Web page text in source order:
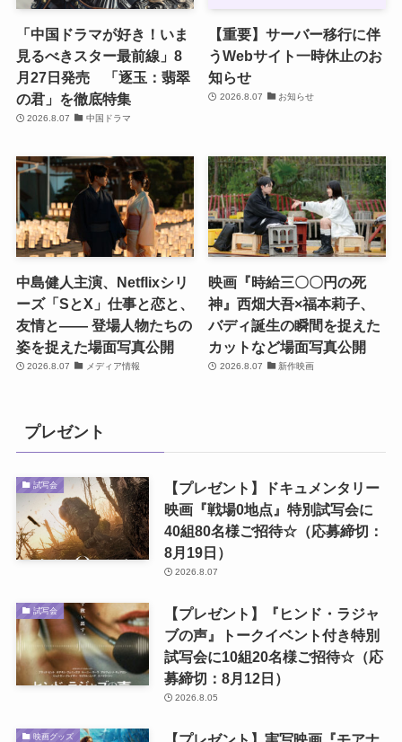
「中国ドラマが好き！いま
見るべきスター最前線」8
月27日発売 「逐玉：翡翠
の君」を徹底特集
2026.8.07 中国ドラマ
【重要】サーバー移行に伴
うWebサイト一時休止のお
知らせ
2026.8.07 お知らせ
中島健人主演、Netflixシリ
ーズ「SとX」仕事と恋と、
友情と―― 登場人物たちの
姿を捉えた場面写真公開
2026.8.07 メディア情報
映画『時給三〇〇円の死
神』西畑大吾×福本莉子、
バディ誕生の瞬間を捉えた
カットなど場面写真公開
2026.8.07 新作映画
プレゼント
試写会
【プレゼント】ドキュメンタリー
映画『戦場0地点』特別試写会に
40組80名様ご招待☆（応募締切：
8月19日）
2026.8.07
試写会
【プレゼント】『ヒンド・ラジャ
ブの声』トークイベント付き特別
試写会に10組20名様ご招待☆（応
募締切：8月12日）
2026.8.05
映画グッズ